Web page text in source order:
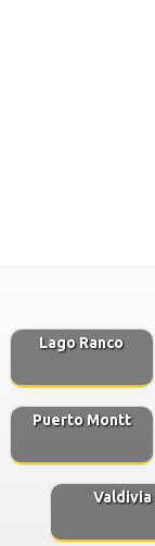
Lago Ranco
Puerto Montt
Valdivia